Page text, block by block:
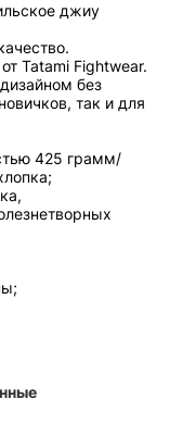
джиу
Tatami Fightwear.
без
так и для
425 грамм/